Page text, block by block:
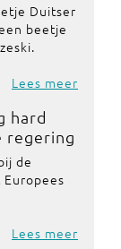
Duitser
beetje
Lees meer
hard
regering
de
Lees meer